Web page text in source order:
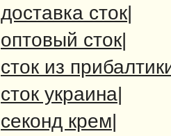
доставка сток|
оптовый сток|
сток из
сток украина|
секонд крем|